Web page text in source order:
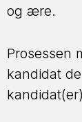
og ære.
Prosessen
kandidat